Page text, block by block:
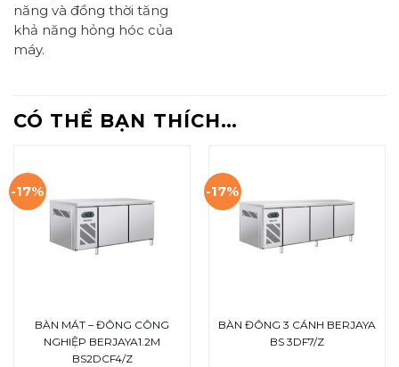
năng và đồng thời tăng
khả năng hỏng hóc của
máy.
CÓ THỂ BẠN THÍCH…
-17%
BÀN MÁT – ĐÔNG CÔNG
NGHIỆP BERJAYA1.2M
BS2DCF4/Z
-17%
BÀN ĐÔNG 3 CÁNH BERJAYA
BS 3DF7/Z